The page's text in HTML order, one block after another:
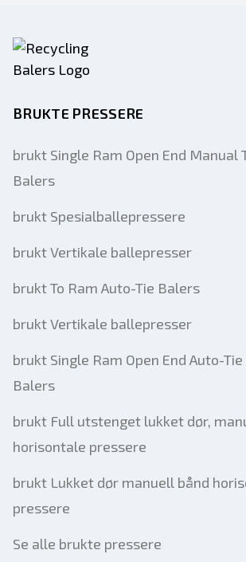
BRUKTE PRESSERE
brukt Single Ram Open End Manual
Balers
brukt Spesialballepressere
brukt Vertikale ballepresser
brukt To Ram Auto-Tie Balers
brukt Vertikale ballepresser
brukt Single Ram Open End Auto-
Balers
brukt Full utstenget lukket dør,
horisontale pressere
brukt Lukket dør manuell bånd
pressere
Se alle brukte pressere